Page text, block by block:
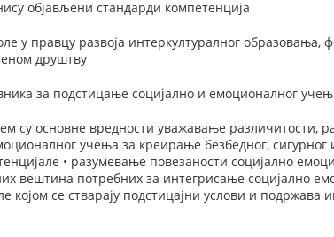
објављени стандарди компетенција
у правцу развоја интеркултуралног
друштву
за подстицање социјално и емоционалног
су основне вредности уважавање различитости,
учења за креирање безбедног, сигурног
• разумевање повезаности социјално
вештина потребних за интегрисање социјално
се стварају подстицајни услови и подржава